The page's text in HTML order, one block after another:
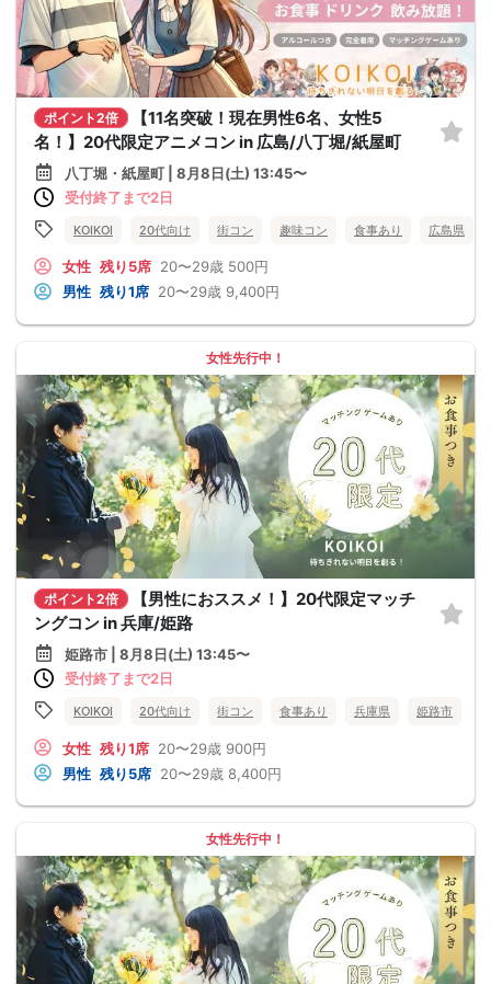
ポイント2倍
【11名突破！現在男性6名、女性5
名！】20代限定アニメコン in 広島/八丁堀/紙屋町
八丁堀・紙屋町 | 8月8日(土) 13:45〜
受付終了まで2日
KOIKOI 20代向け 街コン 趣味コン 食事あり 広島県
女性 残り5席 20〜29歳 500円
男性 残り1席 20〜29歳 9,400円
女性先行中！
ポイント2倍
【男性におススメ！】20代限定マッチ
ングコン in 兵庫/姫路
姫路市 | 8月8日(土) 13:45〜
受付終了まで2日
KOIKOI 20代向け 街コン 食事あり 兵庫県 姫路市
女性 残り1席 20〜29歳 900円
男性 残り5席 20〜29歳 8,400円
女性先行中！